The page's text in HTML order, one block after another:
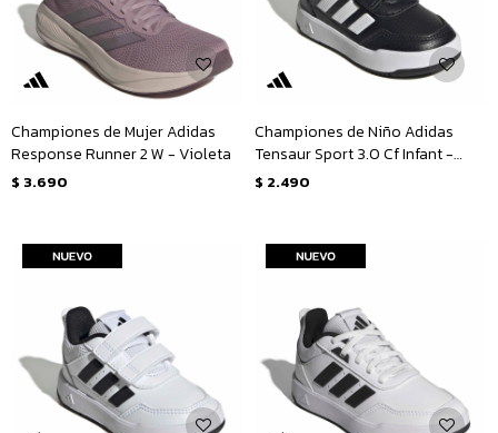
Championes de Mujer Adidas
Response Runner 2 W - Violeta
$ 3.690
Championes de Niño Adidas
Tensaur Sport 3.0 Cf Infant -
Negro
$ 2.490